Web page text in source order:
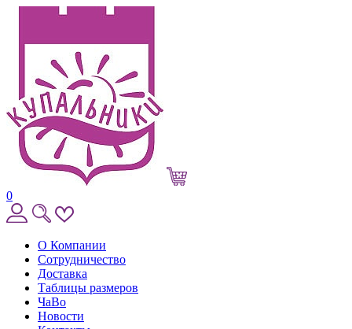
0
О Компании
Сотрудничество
Доставка
Таблицы размеров
ЧаВо
Новости